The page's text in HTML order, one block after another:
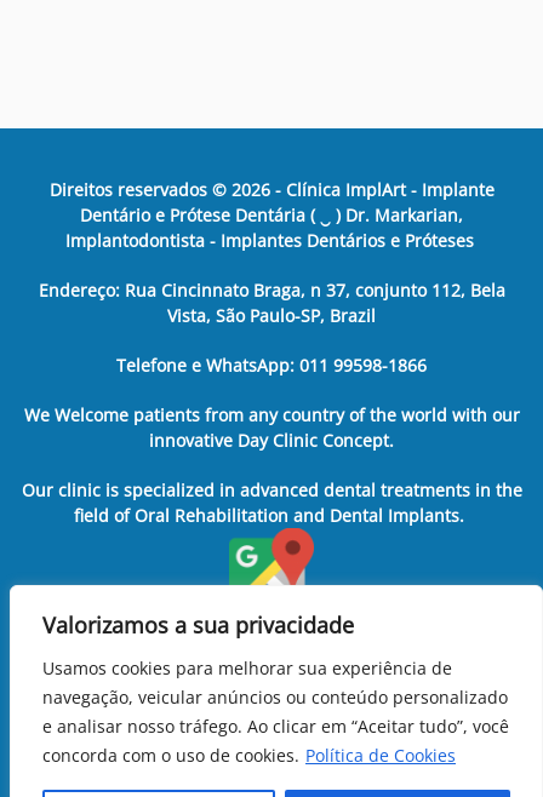
Valorizamos a sua privacidade
Usamos cookies para melhorar sua experiência de
navegação, veicular anúncios ou conteúdo personalizado
e analisar nosso tráfego. Ao clicar em “Aceitar tudo”, você
concorda com o uso de cookies. Política de Cookies
Direitos reservados © 2026- Clínica ImplArt - Implante
Dentário e Prótese Dentária ( ‿ ) Dr. Markarian,
Implantodontista - Implantes Dentários e Próteses
Endereço: Rua Cincinnato Braga, n 37, conjunto 112, Bela
Vista, São Paulo-SP, Brazil
Telefone e WhatsApp: 011 99598-1866
We Welcome patients from any country of the world with our
innovative Day Clinic Concept.
Our clinic is specialized in advanced dental treatments in the
field of Oral Rehabilitation and Dental Implants.
11 99598-1866